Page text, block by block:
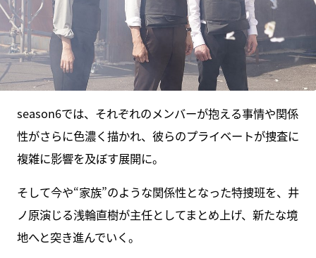
season6では、それぞれのメンバーが抱える事情や関係
性がさらに色濃く描かれ、彼らのプライベートが捜査に
複雑に影響を及ぼす展開に。
そして今や“家族”のような関係性となった特捜班を、井
ノ原演じる浅輪直樹が主任としてまとめ上げ、新たな境
地へと突き進んでいく。